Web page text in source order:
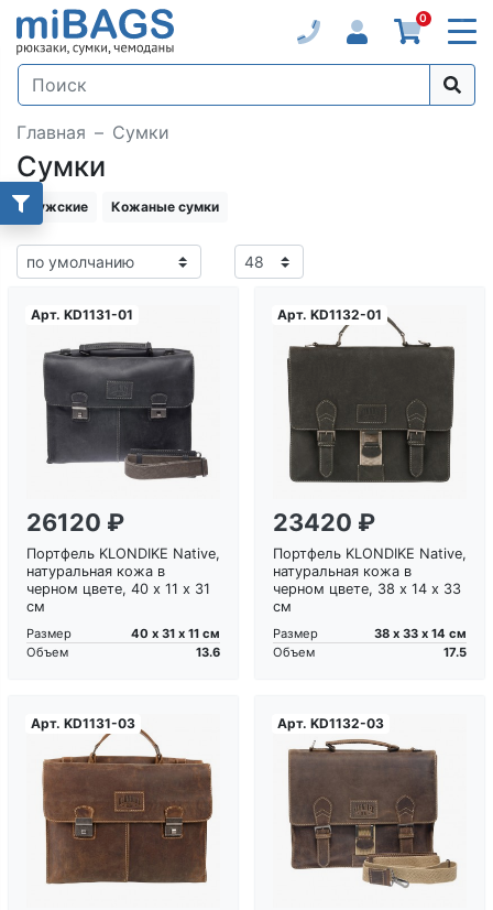
0
Главная Сумки
Сумки
Мужские Кожаные сумки
Арт. KD1131-01
Загрузка...
26120 ₽
Портфель KLONDIKE Native,
натуральная кожа в
черном цвете, 40 х 11 х 31
см
Размер
40 х 31 х 11 см
Объем
13.6
Арт. KD1132-01
Загрузка...
23420 ₽
Портфель KLONDIKE Native,
натуральная кожа в
черном цвете, 38 х 14 х 33
см
Размер
38 х 33 х 14 см
Объем
17.5
Арт. KD1131-03
Загрузка...
Арт. KD1132-03
Загрузка...